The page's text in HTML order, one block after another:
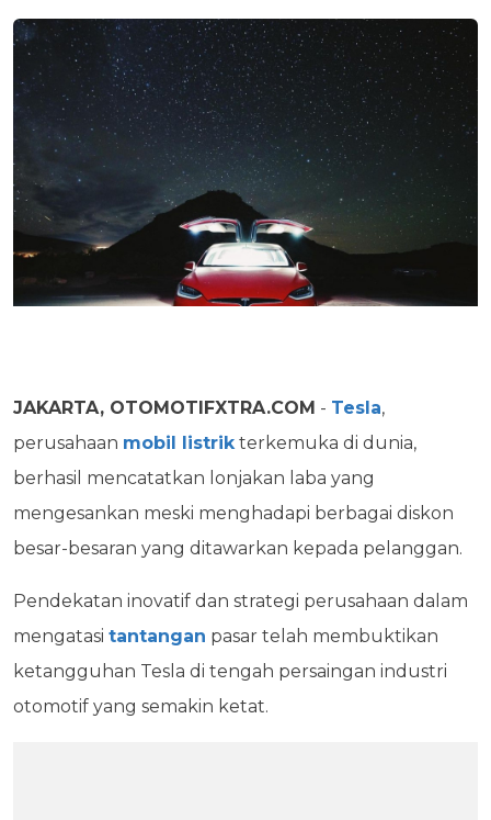
JAKARTA, OTOMOTIFXTRA.COM - Tesla,
perusahaan mobil listrik terkemuka di dunia,
berhasil mencatatkan lonjakan laba yang
mengesankan meski menghadapi berbagai diskon
besar-besaran yang ditawarkan kepada pelanggan.
Pendekatan inovatif dan strategi perusahaan dalam
mengatasi tantangan pasar telah membuktikan
ketangguhan Tesla di tengah persaingan industri
otomotif yang semakin ketat.